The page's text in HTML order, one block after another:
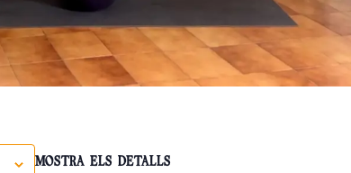
MOSTRA ELS DETALLS